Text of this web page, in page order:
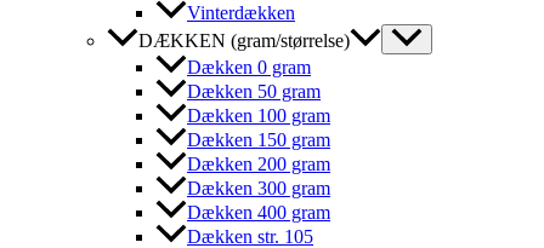
Vinterdækken
DÆKKEN (gram/størrelse)
Dækken 0 gram
Dækken 50 gram
Dækken 100 gram
Dækken 150 gram
Dækken 200 gram
Dækken 300 gram
Dækken 400 gram
Dækken str. 105